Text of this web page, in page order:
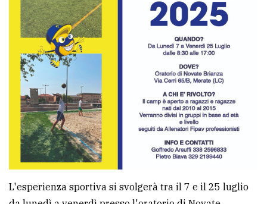
Ricerca
avanzata
LE
ALTRE
TESTATE
PRIVACY
L'esperienza sportiva si svolgerà tra il 7 e il 25 luglio